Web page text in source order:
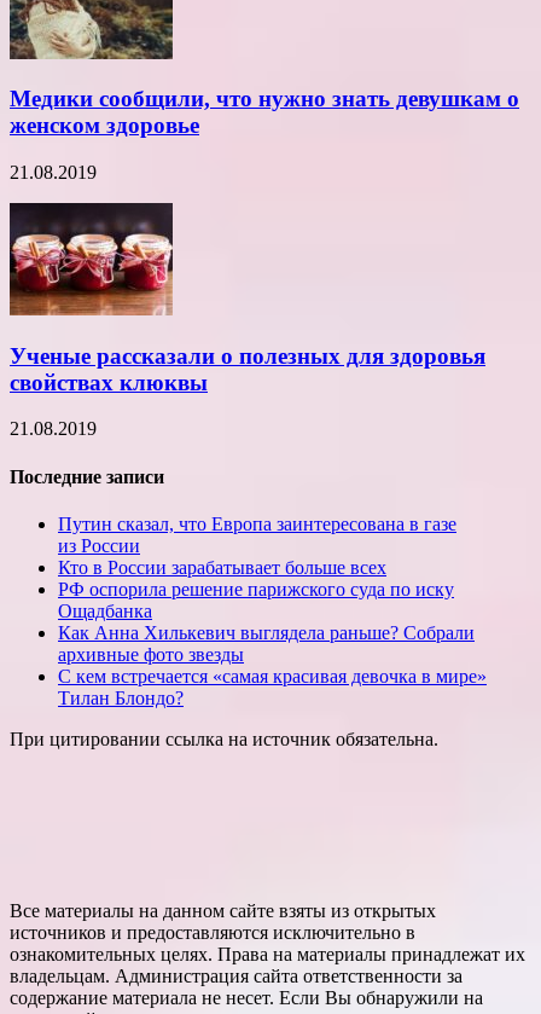
Медики сообщили, что нужно знать девушкам о
женском здоровье
21.08.2019
Ученые рассказали о полезных для здоровья
свойствах клюквы
21.08.2019
Последние записи
Путин сказал, что Европа заинтересована в газе
из России
Кто в России зарабатывает больше всех
РФ оспорила решение парижского суда по иску
Ощадбанка
Как Анна Хилькевич выглядела раньше? Собрали
архивные фото звезды
С кем встречается «самая красивая девочка в мире»
Тилан Блондо?
При цитировании ссылка на источник обязательна.
Все материалы на данном сайте взяты из открытых
источников и предоставляются исключительно в
ознакомительных целях. Права на материалы принадлежат их
владельцам. Администрация сайта ответственности за
содержание материала не несет. Если Вы обнаружили на